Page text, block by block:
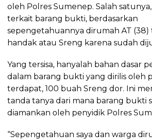
oleh Polres Sumenep. Salah
terkait barang bukti, berdasarkan
sepengetahuannya dirumah AT (38)
handak atau Sreng karena sudah
Yang tersisa, hanyalah bahan dasar
dalam barang bukti yang dirilis oleh
terdapat, 100 buah Sreng dor. Ini
tanda tanya dari mana barang bukti
diamankan oleh penyidik Polres
“Sepengetahuan saya dan warga